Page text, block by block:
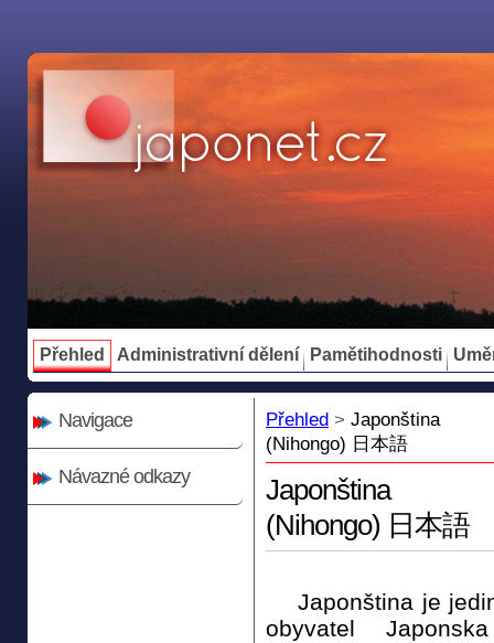
Přehled Administrativní dělení Pamětihodnosti
Navigace
Návazné odkazy
Přehled > Japonština
(Nihongo) 日本語
Japonština
(Nihongo) 日本語
Japonština je
obyvatel